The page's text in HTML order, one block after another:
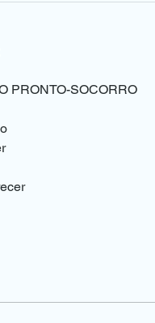
PRONTO-SOCORRO